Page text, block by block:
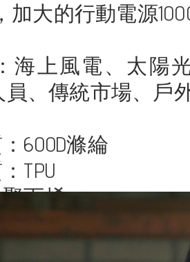
加大的行動電源
海上風電、太陽
、傳統市場、戶
600D滌綸
TPU
丙烯
膠管
5V / 150mA